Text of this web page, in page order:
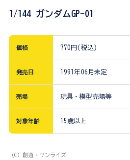
1/144 ガンダムGP-01
価格 770円(税込)
発売日 1991年06月未定
売場 玩具・模型売場等
対象年齢 15歳以上
（C）創通・サンライズ